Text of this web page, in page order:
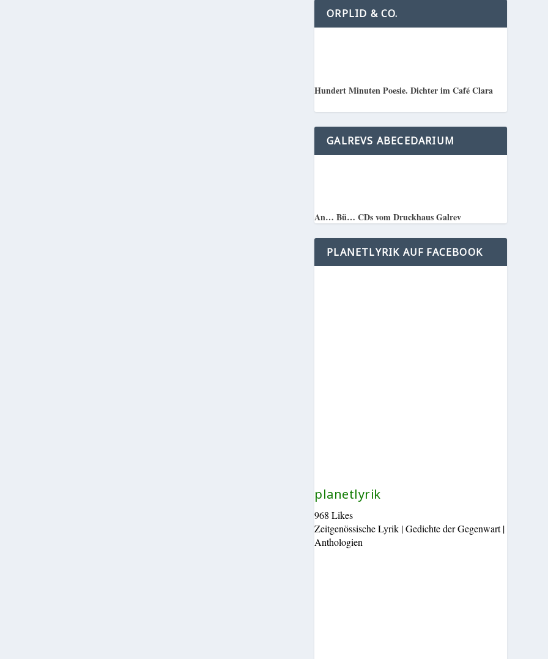
ORPLID & CO.
Hundert Minuten Poesie. Dichter im Café Clara
GALREVS ABECEDARIUM
An… Bü… CDs vom Druckhaus Galrev
PLANETLYRIK AUF FACEBOOK
planetlyrik
968 Likes
Zeitgenössische Lyrik | Gedichte der Gegenwart |
Anthologien